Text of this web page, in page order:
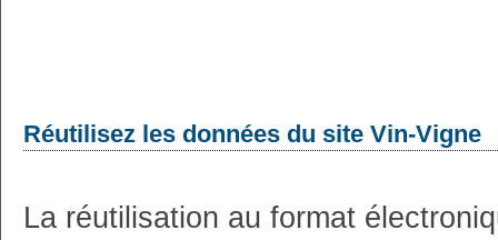
Réutilisez les données du site Vin-Vigne
La réutilisation au format